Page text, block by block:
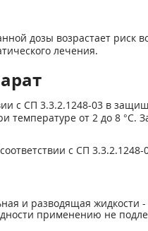
дозы возрастает риск
лечения.
с СП 3.3.2.1248-03 в
температуре от 2 до 8 °С.
с СП
и разводящая жидкости -
применению не